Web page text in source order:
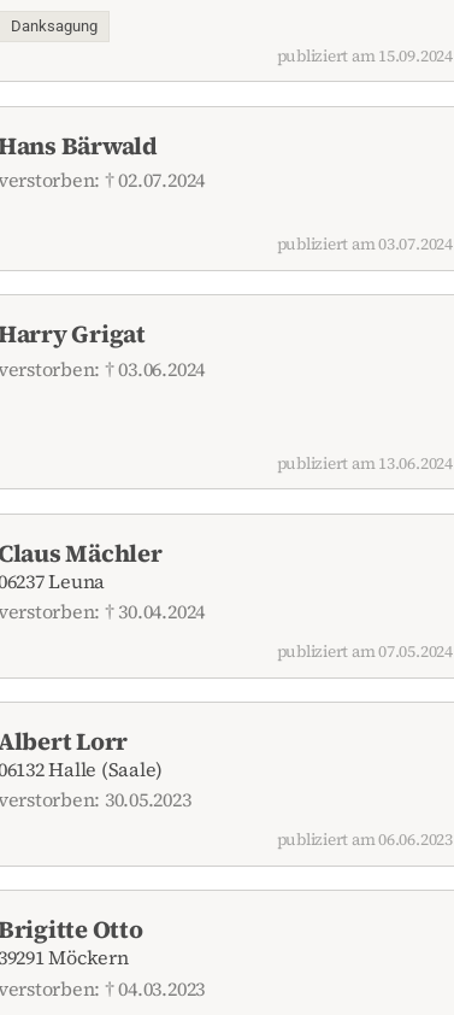
Danksagung
publiziert am 15.09.2024
Bärwald
† 02.07.2024
publiziert am 03.07.2024
Grigat
† 03.06.2024
publiziert am 13.06.2024
Mächler
Leuna
† 30.04.2024
publiziert am 07.05.2024
Lorr
Halle (Saale)
30.05.2023
publiziert am 06.06.2023
Otto
39291 Möckern
† 04.03.2023